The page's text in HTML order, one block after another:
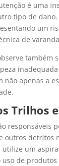
é uma
tipo de
um
de
também
não apenas a
Trilhos
responsáveis
outros detritos
utilize um
de